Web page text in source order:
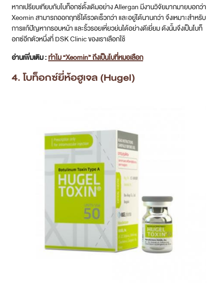
หากเปรียบเทียบกับโบท็อกซ์ดั้งเดิมอย่าง Allergan มีงานวิจัยมากมายบอกว่า
Xeomin สามารถออกฤทธิ์ได้รวดเร็วกว่า และอยู่ได้นานกว่า จึงเหมาะสำหรับ
การแก้ปัญหากรอบหน้า และริ้วรอยเหี่ยวย่นได้อย่างดีเยี่ยม ดังนั้นจึงเป็นโบท็
อกซ์อีกตัวหนึ่งที่ DSK Clinic ของเราเลือกใช้
อ่านเพิ่มเติม :ทำไม “Xeomin” ถึงเป็นโบที่หมอเลือก
4. โบท็อกซ์ยี่ห้อฮูเจล (Hugel)